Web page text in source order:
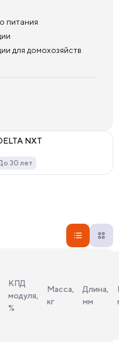
питания
для домохозяйств
NXT
30 лет
КПД
модуля,
%
Масса,
кг
Длина,
мм